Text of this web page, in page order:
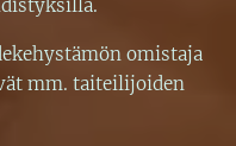
omistaja
mm. taiteilijoiden